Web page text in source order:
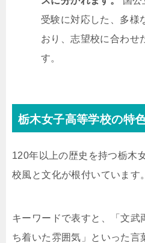
受験に対応した、多様
おり、志望校に合わせ
す。
栃木女子高等学校の特
120年以上の歴史を持つ栃木
校風と文化が根付いています。
キーワードで表すと、「文武
ち着いた雰囲気」といった言